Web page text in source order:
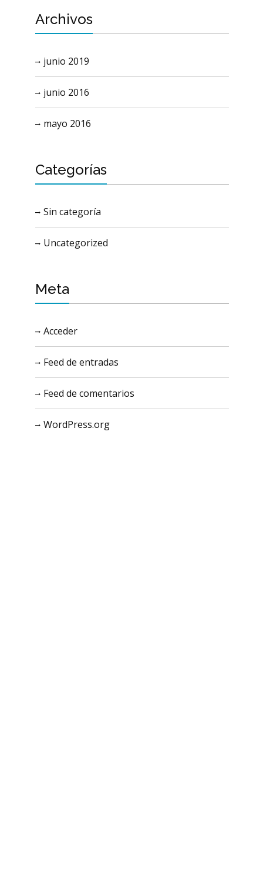
Archivos
junio 2019
junio 2016
mayo 2016
Categorías
Sin categoría
Uncategorized
Meta
Acceder
Feed de entradas
Feed de comentarios
WordPress.org